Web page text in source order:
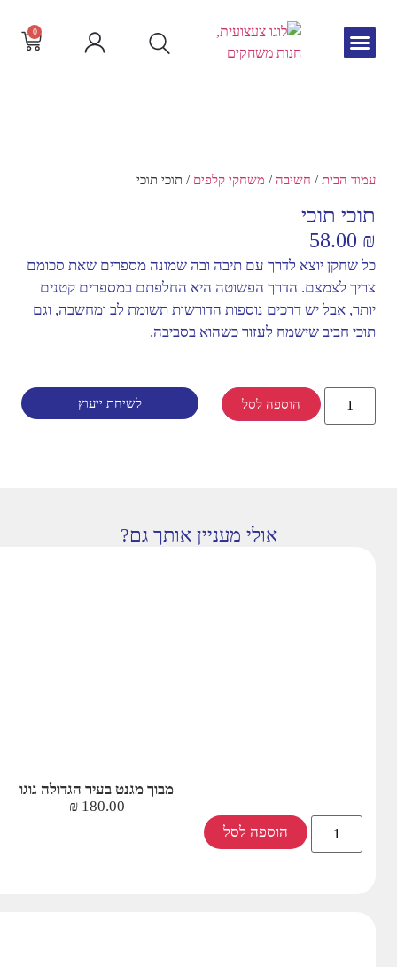
0
עמוד הבית / חשיבה / משחקי קלפים / תוכי תוכי
תוכי תוכי
58.00 ₪
כל שחקן יוצא לדרך עם תיבה ובה שמונה מספרים שאת סכומם
צריך לצמצם. הדרך הפשוטה היא החלפתם במספרים קטנים
יותר, אבל יש דרכים נוספות הדורשות תשומת לב ומחשבה, וגם
תוכי חביב שישמח לעזור כשהוא בסביבה.
הוספה לסל לשיחת ייעוץ
אולי מעניין אותך גם?
מבוך מגנט בעיר הגדולה גוגו
180.00
₪
הוספה לסל